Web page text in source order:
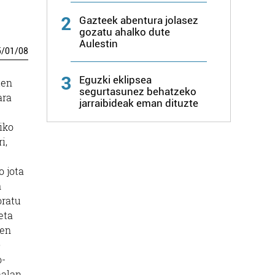
/01/08
jota
2
Gazteek abentura jolasez
gozatu ahalko dute
Aulestin
3
Eguzki eklipsea
segurtasunez behatzeko
jarraibideak eman dituzte